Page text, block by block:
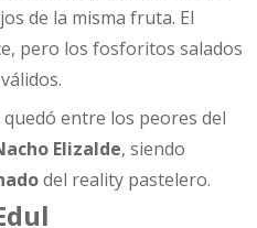
de la misma fruta. El
pero los fosforitos salados
entre los peores del
Elizalde, siendo
del reality pastelero.